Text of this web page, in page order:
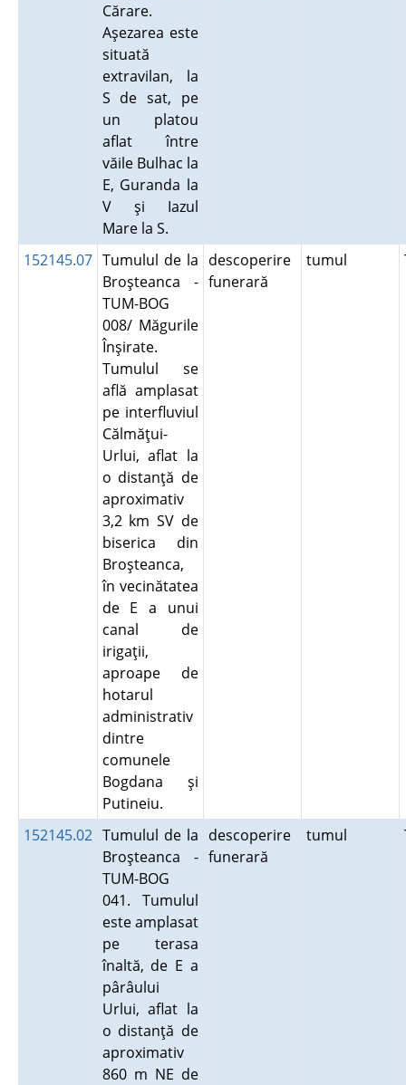
Cărare.
Aşezarea este
situată
extravilan, la
S de sat, pe
un platou
aflat între
văile Bulhac la
E, Guranda la
V şi Iazul
Mare la S.
152145.07 Tumulul de la
Broşteanca -
TUM-BOG
008/ Măgurile
Înşirate.
Tumulul se
află amplasat
pe interfluviul
Călmăţui-
Urlui, aflat la
o distanţă de
aproximativ
3,2 km SV de
biserica din
Broşteanca,
în vecinătatea
de E a unui
canal de
irigaţii,
aproape de
hotarul
administrativ
dintre
comunele
Bogdana şi
Putineiu.
descoperire
funerară
tumul
152145.02 Tumulul de la
Broşteanca -
TUM-BOG
041. Tumulul
este amplasat
pe terasa
înaltă, de E a
pârâului
Urlui, aflat la
o distanţă de
aproximativ
860 m NE de
descoperire
funerară
tumul